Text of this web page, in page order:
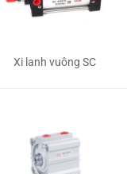
Xi lanh vuông SC